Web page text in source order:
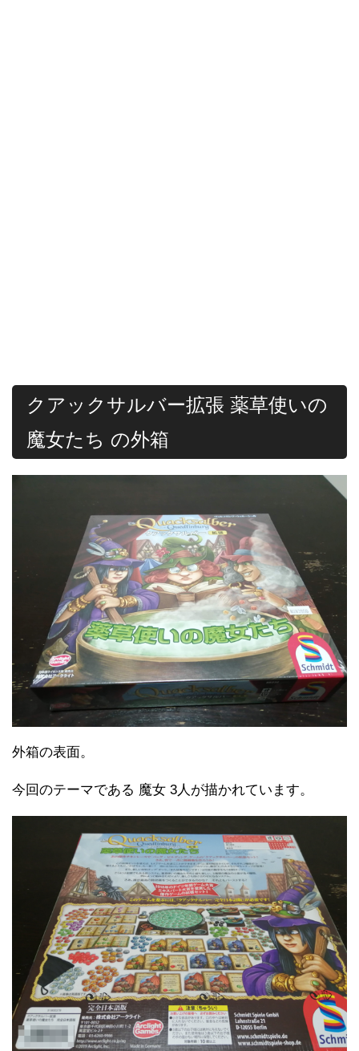
クアックサルバー拡張 薬草使いの
魔女たち の外箱
外箱の表面。
今回のテーマである 魔女 3人が描かれています。